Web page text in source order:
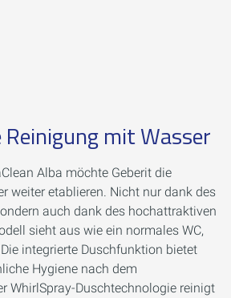
mit Wasser
Alba möchte Geberit die
weiter etablieren. Nicht nur dank des
auch dank des hochattraktiven
sieht aus wie ein normales WC,
integrierte Duschfunktion bietet
Hygiene nach dem
WhirlSpray-Duschtechnologie reinigt